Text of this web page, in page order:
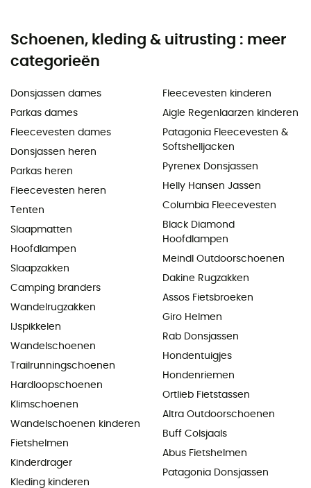
Schoenen, kleding & uitrusting : meer
categorieën
Donsjassen dames
Parkas dames
Fleecevesten dames
Donsjassen heren
Parkas heren
Fleecevesten heren
Tenten
Slaapmatten
Hoofdlampen
Slaapzakken
Camping branders
Wandelrugzakken
IJspikkelen
Wandelschoenen
Trailrunningschoenen
Hardloopschoenen
Klimschoenen
Wandelschoenen kinderen
Fietshelmen
Kinderdrager
Kleding kinderen
Fleecevesten kinderen
Aigle Regenlaarzen kinderen
Patagonia Fleecevesten &
Softshelljacken
Pyrenex Donsjassen
Helly Hansen Jassen
Columbia Fleecevesten
Black Diamond
Hoofdlampen
Meindl Outdoorschoenen
Dakine Rugzakken
Assos Fietsbroeken
Giro Helmen
Rab Donsjassen
Hondentuigjes
Hondenriemen
Ortlieb Fietstassen
Altra Outdoorschoenen
Buff Colsjaals
Abus Fietshelmen
Patagonia Donsjassen